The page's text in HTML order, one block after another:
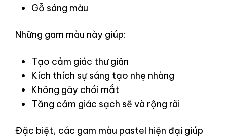
Gỗ sáng màu
Những gam màu này giúp:
Tạo cảm giác thư giãn
Kích thích sự sáng tạo nhẹ nhàng
Không gây chói mắt
Tăng cảm giác sạch sẽ và rộng rãi
Đặc biệt, các gam màu pastel hiện đại giúp